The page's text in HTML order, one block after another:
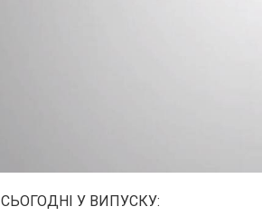
СЬОГОДНІ У ВИПУСКУ: